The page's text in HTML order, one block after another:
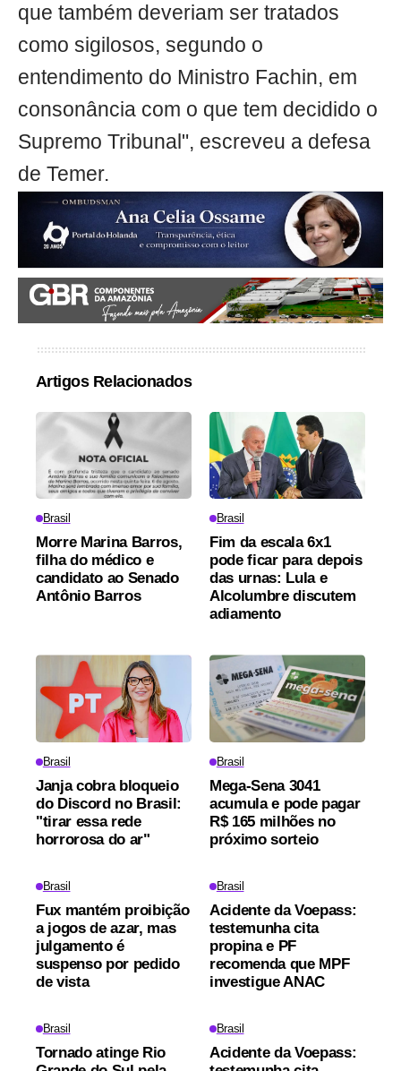
que também deveriam ser tratados
como sigilosos, segundo o
entendimento do Ministro Fachin, em
consonância com o que tem decidido o
Supremo Tribunal", escreveu a defesa
de Temer.
Artigos Relacionados
Brasil
Morre Marina Barros,
filha do médico e
candidato ao Senado
Antônio Barros
Brasil
Fim da escala 6x1
pode ficar para depois
das urnas: Lula e
Alcolumbre discutem
adiamento
Brasil
Janja cobra bloqueio
do Discord no Brasil:
"tirar essa rede
horrorosa do ar"
Brasil
Mega-Sena 3041
acumula e pode pagar
R$ 165 milhões no
próximo sorteio
Brasil
Fux mantém proibição
a jogos de azar, mas
julgamento é
suspenso por pedido
de vista
Brasil
Acidente da Voepass:
testemunha cita
propina e PF
recomenda que MPF
investigue ANAC
Brasil
Tornado atinge Rio
Brasil
Acidente da Voepass: